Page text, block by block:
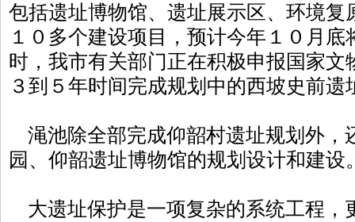
包括遗址博物馆、遗址展示区、环境复
１０多个建设项目，预计今年１０月
时，我市有关部门正在积极申报国家
３到５年时间完成规划中的西坡史前遗
渑池除全部完成仰韶村遗址规划外，
园、仰韶遗址博物馆的规划设计和建设
大遗址保护是一项复杂的系统工程，